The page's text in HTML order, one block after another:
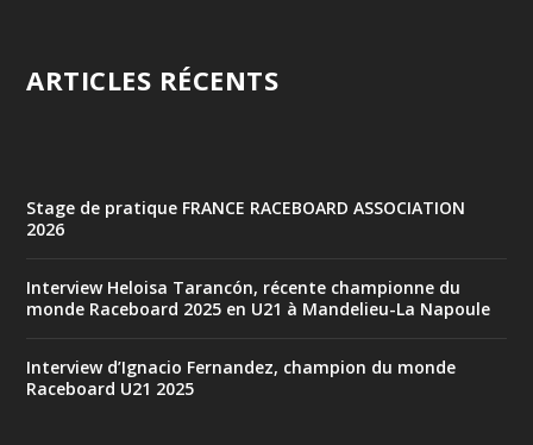
ARTICLES RÉCENTS
Stage de pratique FRANCE RACEBOARD ASSOCIATION
2026
Interview Heloisa Tarancón, récente championne du
monde Raceboard 2025 en U21 à Mandelieu-La Napoule
Interview d’Ignacio Fernandez, champion du monde
Raceboard U21 2025